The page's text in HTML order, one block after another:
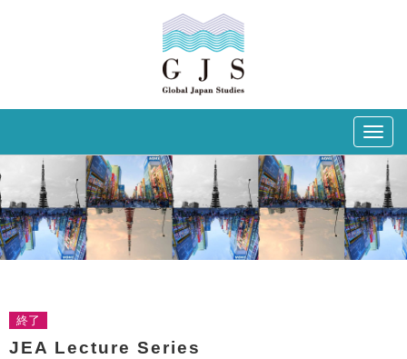
終了
JEA Lecture Series